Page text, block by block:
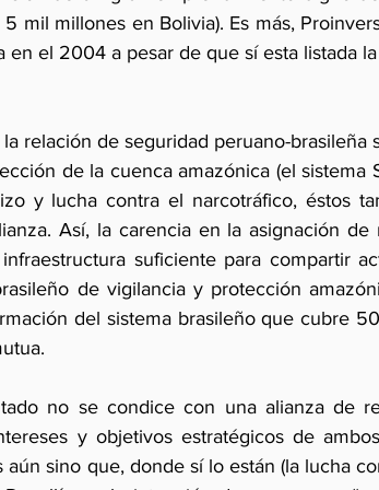
mil millones en Bolivia). Es más,
en el 2004 a pesar de que sí esta listada
relación de seguridad peruano-brasileña
de la cuenca amazónica (el sistema
y lucha contra el narcotráfico, éstos
Así, la carencia en la asignación
suficiente para compartir
de vigilancia y protección
del sistema brasileño que cubre
no se condice con una alianza de
y objetivos estratégicos de
sino que, donde sí lo están (la lucha